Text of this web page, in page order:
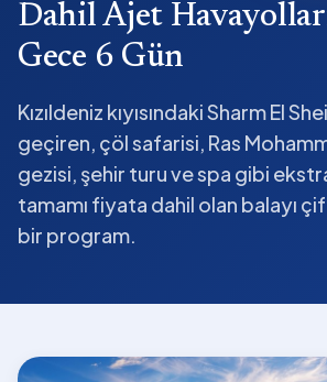
Dahil Ajet
Gece 6 Gün
Kızıldeniz kıyısındaki Sharm El
geçiren, çöl safarisi, Ras
gezisi, şehir turu ve spa gibi
tamamı fiyata dahil olan balayı
bir program.